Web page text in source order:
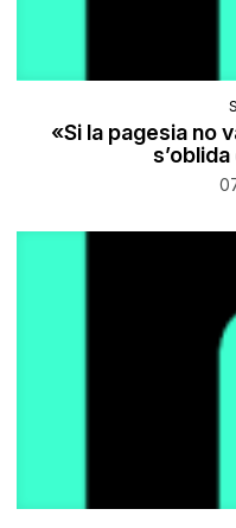
«Si la pagesia no